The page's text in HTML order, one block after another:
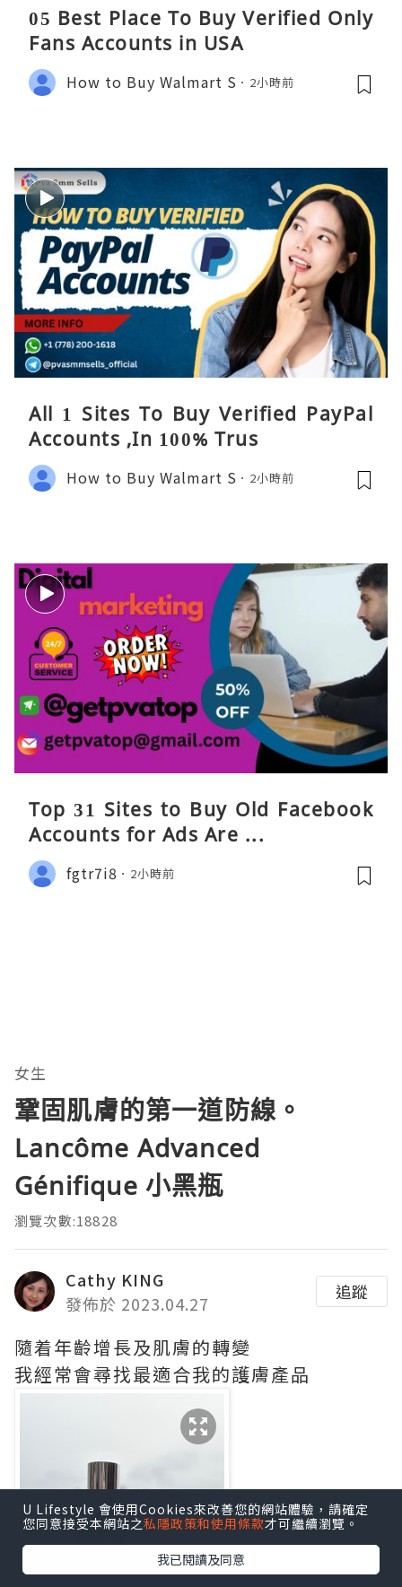
05 Best Place To Buy Verified Only
Fans Accounts in USA
How to Buy Walmart S 2小時前
All 1 Sites To Buy Verified PayPal
Accounts ,In 100% Trus
How to Buy Walmart S 2小時前
Top 31 Sites to Buy Old Facebook
Accounts​ for Ads Are ...
fgtr7i8 2小時前
女生
鞏固肌膚的第一道防線。
Lancôme Advanced
Génifique 小黑瓶
瀏覽次數:18828
Cathy KING
發佈於 2023.04.27
追蹤
隨着年齡增長及肌膚的轉變
我經常會尋找最適合我的護膚產品
U Lifestyle 會使用Cookies來改善您的網站體驗，請確定
您同意接受本網站之私隱政策和使用條款才可繼續瀏覽。
我已閱讀及同意